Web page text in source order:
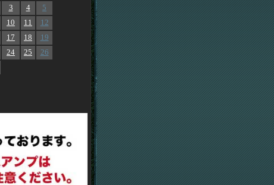
3 4
5
10 11
12
17 18
19
24 25
26